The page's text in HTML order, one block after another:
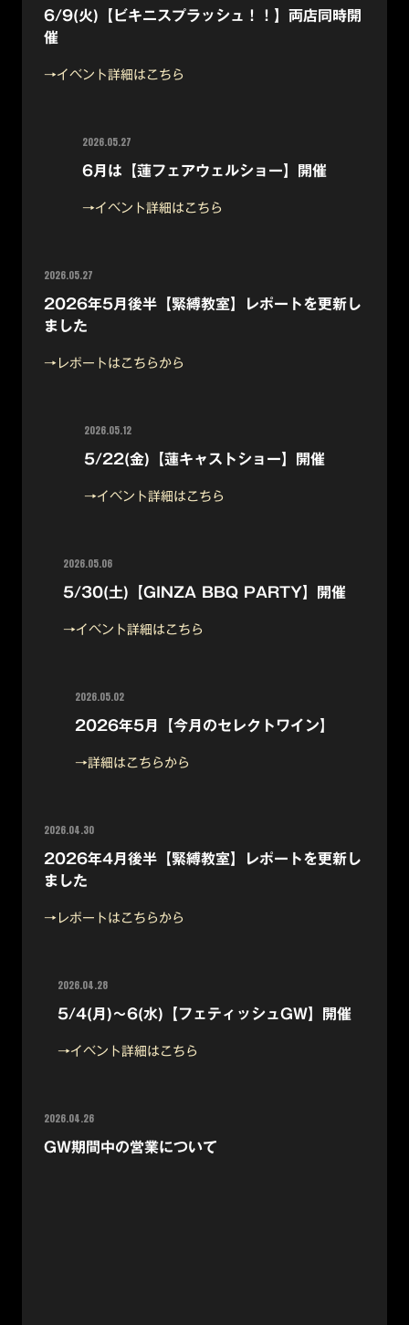
6/9(火)【ビキニスプラッシュ！！】両店同時開
催
→イベント詳細はこちら
2026.05.27
6月は【蓮フェアウェルショー】開催
→イベント詳細はこちら
2026.05.27
2026年5月後半【緊縛教室】レポートを更新し
ました
→レポートはこちらから
2026.05.12
5/22(金)【蓮キャストショー】開催
→イベント詳細はこちら
2026.05.06
5/30(土)【GINZA BBQ PARTY】開催
→イベント詳細はこちら
2026.05.02
2026年5月【今月のセレクトワイン】
→詳細はこちらから
2026.04.30
2026年4月後半【緊縛教室】レポートを更新し
ました
→レポートはこちらから
2026.04.28
5/4(月)～6(水)【フェティッシュGW】開催
→イベント詳細はこちら
2026.04.26
GW期間中の営業について